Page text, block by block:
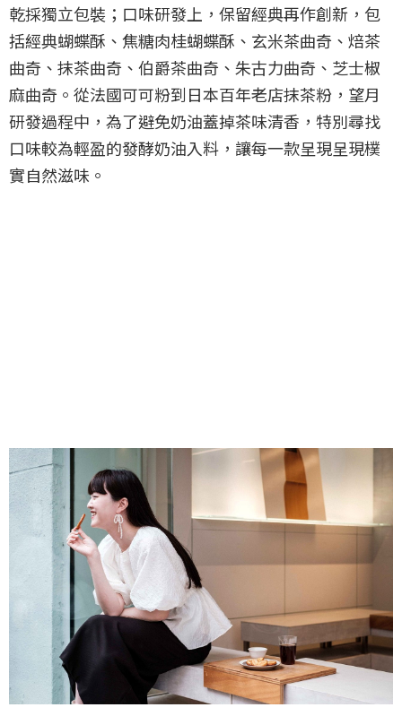
乾採獨立包裝；口味研發上，保留經典再作創新，包
括經典蝴蝶酥、焦糖肉桂蝴蝶酥、玄米茶曲奇、焙茶
曲奇、抹茶曲奇、伯爵茶曲奇、朱古力曲奇、芝士椒
麻曲奇。從法國可可粉到日本百年老店抹茶粉，望月
研發過程中，為了避免奶油蓋掉茶味清香，特別尋找
口味較為輕盈的發酵奶油入料，讓每一款呈現呈現樸
實自然滋味。